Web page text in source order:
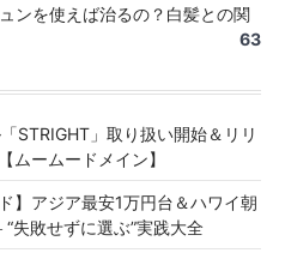
ンを使えば治るの？白髪との関
63
STRIGHT」取り扱い開始＆リリ
ムームードメイン】
】アジア最安1万円台＆ハワイ朝
失敗せずに選ぶ”実践大全